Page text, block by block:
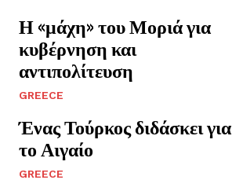
Η «μάχη» του Μοριά για
κυβέρνηση και
αντιπολίτευση
GREECE
Ένας Τούρκος διδάσκει για
το Αιγαίο
GREECE